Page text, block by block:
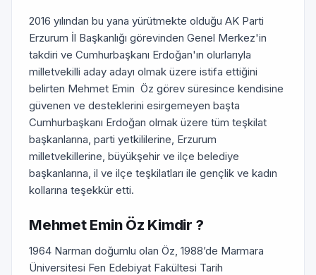
2016 yılından bu yana yürütmekte olduğu AK Parti
Erzurum İl Başkanlığı görevinden Genel Merkez'in
takdiri ve Cumhurbaşkanı Erdoğan'ın olurlarıyla
milletvekilli aday adayı olmak üzere istifa ettiğini
belirten Mehmet Emin Öz görev süresince kendisine
güvenen ve desteklerini esirgemeyen başta
Cumhurbaşkanı Erdoğan olmak üzere tüm teşkilat
başkanlarına, parti yetkililerine, Erzurum
milletvekillerine, büyükşehir ve ilçe belediye
başkanlarına, il ve ilçe teşkilatları ile gençlik ve kadın
kollarına teşekkür etti.
Mehmet Emin Öz Kimdir ?
1964 Narman doğumlu olan Öz, 1988’de Marmara
Üniversitesi Fen Edebiyat Fakültesi Tarih